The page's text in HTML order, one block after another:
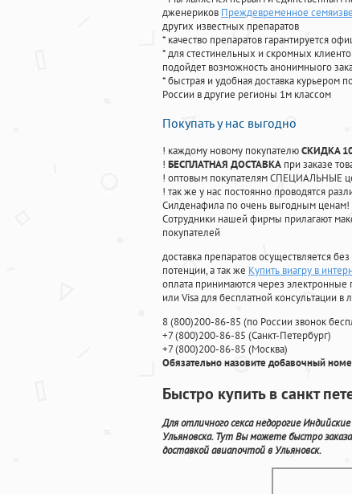
дженериков Преждевременное
других известных препаратов
* качество препаратов гарантируется
* для стестинельных и скромных
подойдет возможность анонимныого
* быстрая и удобная доставка курьером
России в другие регионы 1м классом
Покупать у нас выгодно
! каждому новому покупателюСКИДКА
! БЕСПЛАТНАЯ ДОСТАВКА при заказе
! оптовым покупателям СПЕЦИАЛЬНЫЕ
! так же у нас постоянно проводятся
Силденафила по очень выгодным ценам!
Cотрудники нашей фирмы прилагают
покупателей
доставка препаратов осуществляется
потенции, а так же Купить виагру в
оплата принимаются через электронные
или Visa для бесплатной консультации
8(800)200-86-85 (по России звонок
+7(800)200-86-85 (Санкт-Петербург)
+7(800)200-86-85 (Москва)
Обязательно назовите добавочный
Быстро купить в санкт
Для отличного секса недорогие
Ульяновска. Тут Вы можете быстро
доставкой авиапочтой в Ульяновск.